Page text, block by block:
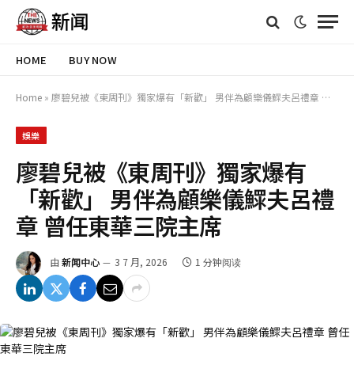
HOME BUY NOW
Home » 廖碧兒被《東周刊》獨家爆有「新歡」 男伴為顧樂儀鰥夫呂禮章 曾任東華三院主席
娛樂
廖碧兒被《東周刊》獨家爆有
「新歡」 男伴為顧樂儀鰥夫呂禮
章 曾任東華三院主席
由 新闻中心 3 7 月, 2026 1 分钟阅读